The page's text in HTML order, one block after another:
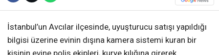
İstanbul’un Avcılar ilçesinde, uyuşturucu satışı yapıldığı
bilgisi üzerine evinin dışına kamera sistemi kuran bir